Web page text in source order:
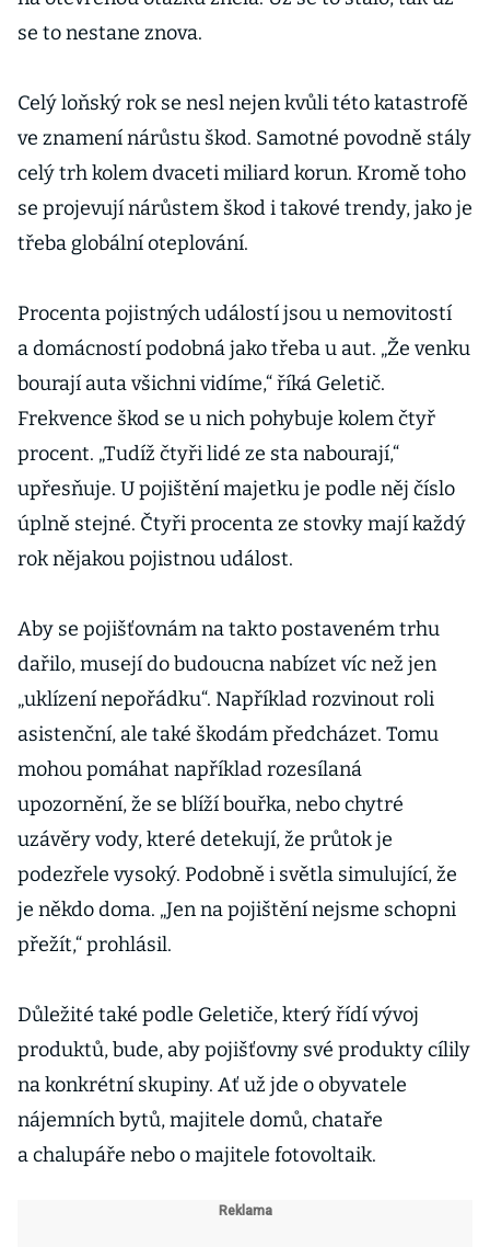
se to nestane znova.
Celý loňský rok se nesl nejen kvůli této katastrofě
ve znamení nárůstu škod. Samotné povodně stály
celý trh kolem dvaceti miliard korun. Kromě toho
se projevují nárůstem škod i takové trendy, jako je
třeba globální oteplování.
Procenta pojistných událostí jsou u nemovitostí
a domácností podobná jako třeba u aut. „Že venku
bourají auta všichni vidíme,“ říká Geletič.
Frekvence škod se u nich pohybuje kolem čtyř
procent. „Tudíž čtyři lidé ze sta nabourají,“
upřesňuje. U pojištění majetku je podle něj číslo
úplně stejné. Čtyři procenta ze stovky mají každý
rok nějakou pojistnou událost.
Aby se pojišťovnám na takto postaveném trhu
dařilo, musejí do budoucna nabízet víc než jen
„uklízení nepořádku“. Například rozvinout roli
asistenční, ale také škodám předcházet. Tomu
mohou pomáhat například rozesílaná
upozornění, že se blíží bouřka, nebo chytré
uzávěry vody, které detekují, že průtok je
podezřele vysoký. Podobně i světla simulující, že
je někdo doma. „Jen na pojištění nejsme schopni
přežít,“ prohlásil.
Důležité také podle Geletiče, který řídí vývoj
produktů, bude, aby pojišťovny své produkty cílily
na konkrétní skupiny. Ať už jde o obyvatele
nájemních bytů, majitele domů, chataře
a chalupáře nebo o majitele fotovoltaik.